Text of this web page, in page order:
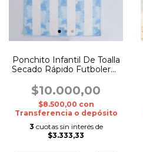
Ponchito Infantil De Toalla
Secado Rápido Futboleros
$10.000,00
$8.500,00 con
Transferencia o depósito
3 cuotas sin interés de
$3.333,33